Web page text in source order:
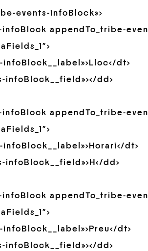
events-infoBlock»>
infoBlock appendTo_tribe-
dt>
dd>
infoBlock appendTo_tribe-
dt>
dd>
infoBlock appendTo_tribe-
dt>
dd>